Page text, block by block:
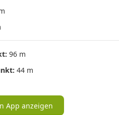
96 m
44 m
App anzeigen